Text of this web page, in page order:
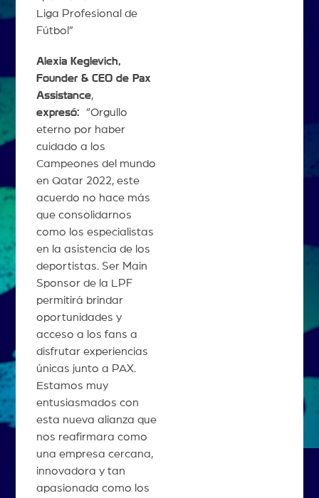
Liga Profesional de
Fútbol”
Alexia Keglevich,
Founder & CEO de Pax
Assistance,
expresó:“Orgullo
eterno por haber
cuidado a los
Campeones del mundo
en Qatar 2022, este
acuerdo no hace más
que consolidarnos
como los especialistas
en la asistencia de los
deportistas. Ser Main
Sponsor de la LPF
permitirá brindar
oportunidades y
acceso a los fans a
disfrutar experiencias
únicas junto a PAX.
Estamos muy
entusiasmados con
esta nueva alianza que
nos reafirmara como
una empresa cercana,
innovadora y tan
apasionada como los